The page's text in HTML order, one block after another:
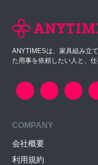
ANYTIMESは、家具組み立
た用事を依頼したい人と、
COMPANY
会社概要
利用規約